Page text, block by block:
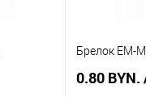
Брелок EM-
0.80 BYN.